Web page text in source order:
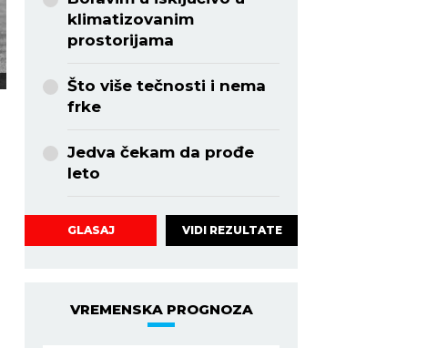
klimatizovanim
prostorijama
Što više tečnosti i nema
frke
Jedva čekam da prođe
leto
GLASAJ VIDI REZULTATE
VREMENSKA PROGNOZA